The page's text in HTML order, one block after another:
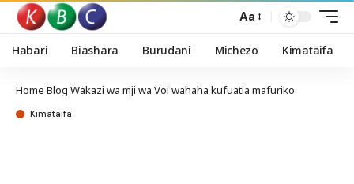
Aa
Habari Biashara Burudani Michezo Kimataifa
Home Blog Wakazi wa mji wa Voi wahaha kufuatia mafuriko
Kimataifa